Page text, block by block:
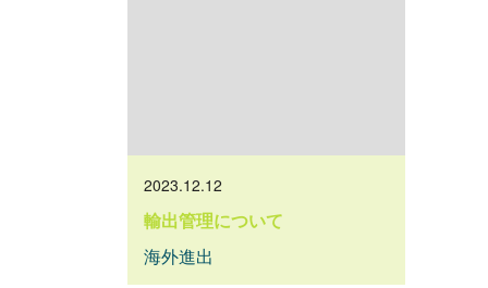
輸出管理について
2023.12.12
海外進出